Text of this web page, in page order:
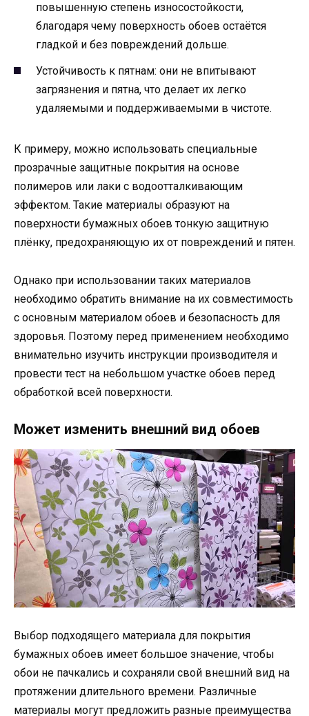
повышенную степень износостойкости,
благодаря чему поверхность обоев остаётся
гладкой и без повреждений дольше.
Устойчивость к пятнам: они не впитывают
загрязнения и пятна, что делает их легко
удаляемыми и поддерживаемыми в чистоте.
К примеру, можно использовать специальные
прозрачные защитные покрытия на основе
полимеров или лаки с водоотталкивающим
эффектом. Такие материалы образуют на
поверхности бумажных обоев тонкую защитную
плёнку, предохраняющую их от повреждений и пятен.
Однако при использовании таких материалов
необходимо обратить внимание на их совместимость
с основным материалом обоев и безопасность для
здоровья. Поэтому перед применением необходимо
внимательно изучить инструкции производителя и
провести тест на небольшом участке обоев перед
обработкой всей поверхности.
Может изменить внешний вид обоев
Выбор подходящего материала для покрытия
бумажных обоев имеет большое значение, чтобы
обои не пачкались и сохраняли свой внешний вид на
протяжении длительного времени. Различные
материалы могут предложить разные преимущества